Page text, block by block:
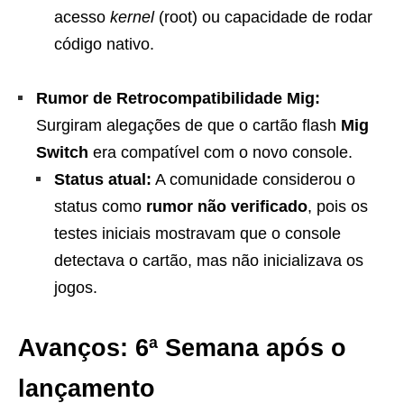
acesso kernel(root) ou capacidade de rodar
código nativo.
Rumor de Retrocompatibilidade Mig:
Surgiram alegações de que o cartão flash Mig
Switch era compatível com o novo console.
Status atual: A comunidade considerou o
status como rumor não verificado, pois os
testes iniciais mostravam que o console
detectava o cartão, mas não inicializava os
jogos.
Avanços: 6ª Semana após o
lançamento